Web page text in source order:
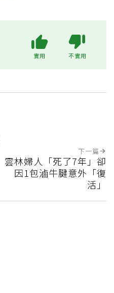
實用 不實用
下一篇
雲林婦人「死了7年」卻
因1包滷牛腱意外「復
活」